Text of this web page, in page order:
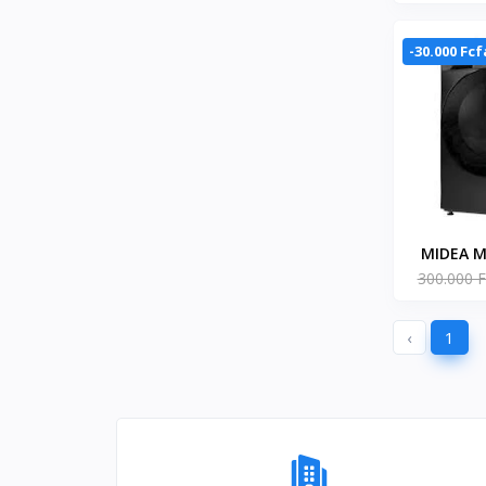
-30.000
MIDEA
12KG
300.000
‹ 1